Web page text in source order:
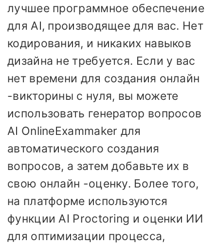
лучшее программное обеспечение
для AI, производящее для вас. Нет
кодирования, и никаких навыков
дизайна не требуется. Если у вас
нет времени для создания онлайн
-викторины с нуля, вы можете
использовать генератор вопросов
AI OnlineExammaker для
автоматического создания
вопросов, а затем добавьте их в
свою онлайн -оценку. Более того,
на платформе используются
функции AI Proctoring и оценки ИИ
для оптимизации процесса,